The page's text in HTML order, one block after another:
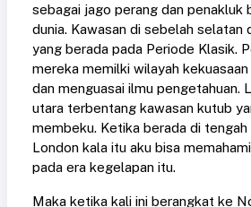
sebagai jago perang dan penakluk
dunia. Kawasan di sebelah selatan
yang berada pada Periode Klasik.
mereka memilki wilayah
dan menguasai ilmu pengetahuan.
utara terbentang kawasan kutub
membeku. Ketika berada di
London kala itu aku bisa
pada era kegelapan itu.
Maka ketika kali ini berangkat ke